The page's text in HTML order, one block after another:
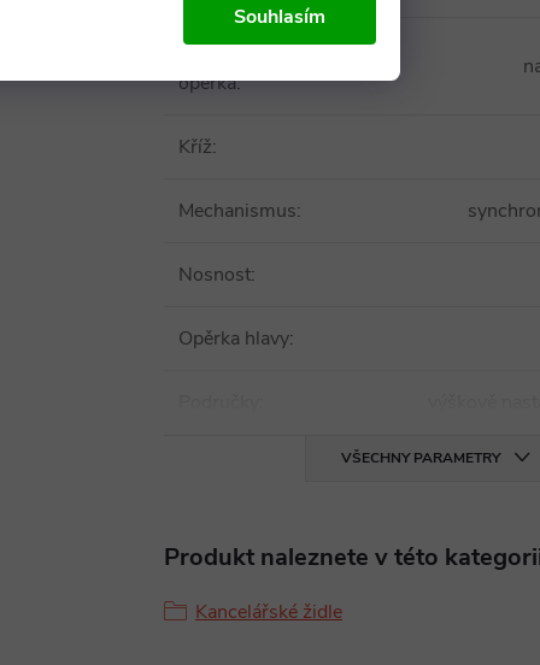
Souhlasím
Bederní
opěrka:
Kříž:
Mechanismus:
Nosnost:
Opěrka hlavy:
VŠECHNY PARAMETRY
Produkt naleznete v této
Kancelářské židle